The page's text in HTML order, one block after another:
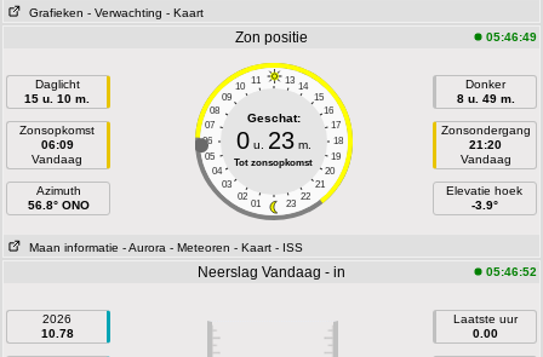
Grafieken - Verwachting - Kaart
Zon positie 05:46:49
Daglicht
15 u. 10 m.
Zonsopkomst
06:09
Vandaag
Azimuth
56.8° ONO
11 13
10
14
09
15
08
16
07
17
06
18
05
19
04
20
03
21
02
22
01 23
Geschat:
0u. 23m.
Tot zonsopkomst
Donker
8 u. 49 m.
Zonsondergang
21:20
Vandaag
Elevatie hoek
-3.9°
Maan informatie - Aurora - Meteoren - Kaart - ISS
Neerslag Vandaag - in 05:46:52
2026
10.78
Laatste uur
0.00